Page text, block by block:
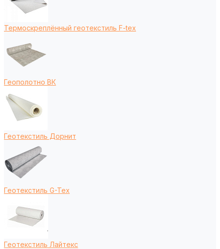
Термоскреплённый геотекстиль F-tex
Геополотно ВК
Геотекстиль Дорнит
Геотекстиль G-Tex
Геотекстиль Лайтекс